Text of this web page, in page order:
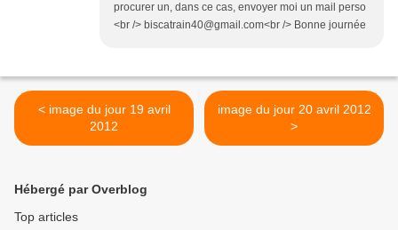
procurer un, dans ce cas, envoyer moi un mail perso
<br /> biscatrain40@gmail.com<br /> Bonne journée
< image du jour 19 avril
2012
image du jour 20 avril 2012
>
Hébergé par Overblog
Top articles